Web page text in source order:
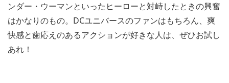
ンダー・ウーマンといったヒーローと対峙したときの興奮
はかなりのもの。DCユニバースのファンはもちろん、爽
快感と歯応えのあるアクションが好きな人は、ぜひお試し
あれ！